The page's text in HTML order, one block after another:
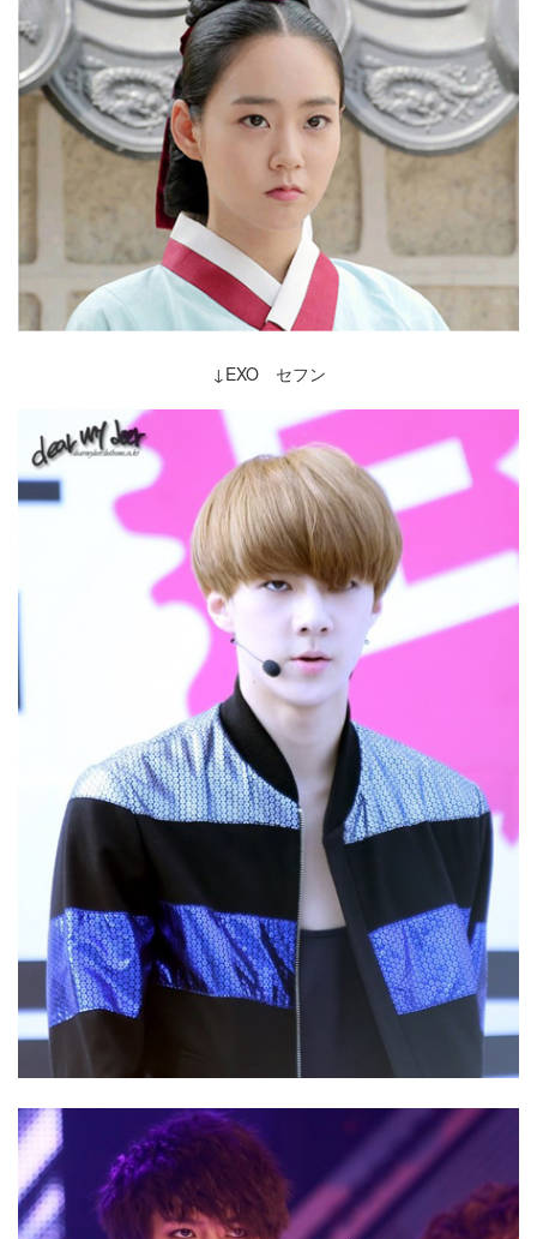
↓EXO セフン